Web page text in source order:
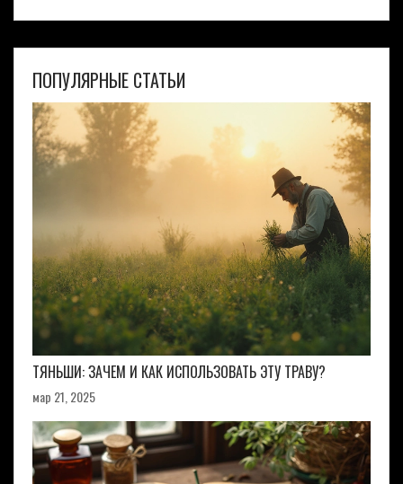
ПОПУЛЯРНЫЕ СТАТЬИ
ТЯНЬШИ: ЗАЧЕМ И КАК ИСПОЛЬЗОВАТЬ ЭТУ ТРАВУ?
мар 21, 2025